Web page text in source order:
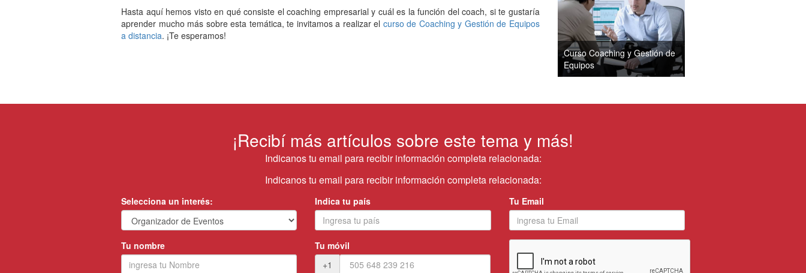
Hasta aquí hemos visto en qué consiste el coaching empresarial y cuál es la función del coach, si te gustaría
aprender mucho más sobre esta temática, te invitamos a realizar el curso de Coaching y Gestión de Equipos
a distancia. ¡Te esperamos!
Curso Coaching y Gestión de
Equipos
¡Recibí más artículos sobre este tema y más!
Indicanos tu email para recibir información completa relacionada:
Indicanos tu email para recibir información completa relacionada:
Selecciona un interés: Indica tu país Tu Email
Tu nombre
Tu móvil
+1